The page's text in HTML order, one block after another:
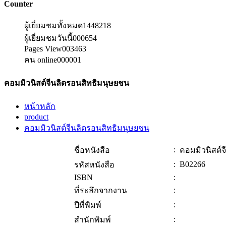
Counter
ผู้เยี่ยมชมทั้งหมด1448218
ผู้เยี่ยมชมวันนี้000654
Pages View003463
คน online000001
คอมมิวนิสต์จีนลิดรอนสิทธิมนุษยชน
หน้าหลัก
product
คอมมิวนิสต์จีนลิดรอนสิทธิมนุษยชน
ชื่อหนังสือ : คอมมิวนิสต์
รหัสหนังสือ
: B02266
ISBN
:
ที่ระลึกจากงาน
:
ปีที่พิมพ์
:
สำนักพิมพ์
: